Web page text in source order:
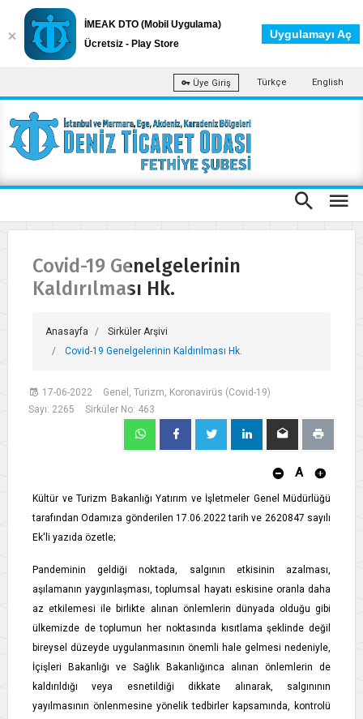
Üye Giriş Türkçe English
Covid-19 Genelgelerinin
Kaldırılması Hk.
Anasayfa
Sirküler Arşivi
Covid-19 Genelgelerinin Kaldırılması Hk.
17-06-2022
Genel, Turizm, Koronavirüs (Covid-19)
Sayı: 2265
Sirküler No: 463
A
Kültür ve Turizm Bakanlığı Yatırım ve İşletmeler Genel Müdürlüğü
tarafından Odamıza gönderilen 17.06.2022 tarih ve 2620847 sayılı
Ek'li yazıda özetle;
Pandeminin geldiği noktada, salgının etkisinin azalması,
aşılamanın yaygınlaşması, toplumsal hayatı eskisine oranla daha
az etkilemesi ile birlikte alınan önlemlerin dünyada olduğu gibi
ülkemizde de toplumun her noktasında kısıtlama şeklinde değil
bireysel düzeyde uygulanmasının önemli hale gelmesi nedeniyle,
İçişleri Bakanlığı ve Sağlık Bakanlığınca alınan önlemlerin de
kaldırıldığı veya esnetildiği dikkate alınarak, salgınının
yayılmasının önlenmesine yönelik tedbirler kapsamında, kontrolü
İMEAK DTO (Mobil Uygulama)
Ücretsiz - Play Store
Uygulamayı Aç